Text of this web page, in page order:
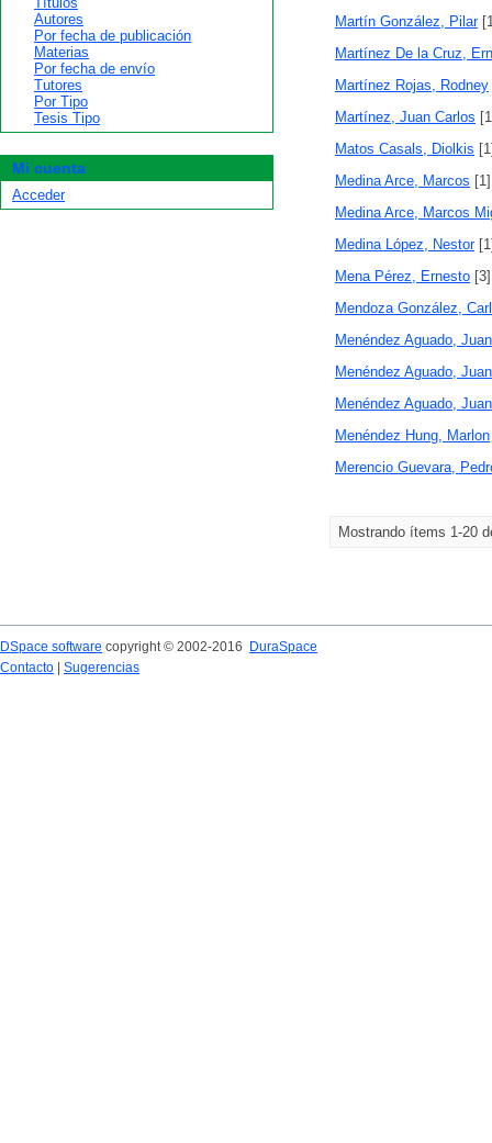
Martín González, Pilar
Martínez De la Cruz,
Martínez Rojas, Rodney
Martínez, Juan Carlos
Matos Casals, Diolkis
Medina Arce, Marcos [1]
Medina Arce, Marcos
Medina López, Nestor
Mena Pérez, Ernesto [3]
Mendoza González,
Menéndez Aguado,
Menéndez Aguado,
Menéndez Aguado,
Menéndez Hung, Marlon
Merencio Guevara,
Mostrando ítems 1-20
Autores
Por fecha de publicación
Materias
Por fecha de envío
Tutores
Por Tipo
Tesis Tipo
Mi cuenta
Acceder
DSpace software copyright © 2002-2016
DuraSpace
Contacto
Sugerencias